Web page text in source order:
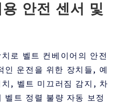
안전 센서 및
로 벨트 컨베이어의 안전
인 운전을 위한 장치들, 예
, 벨트 미끄러짐 감지, 차
트 정렬 불량 자동 보정